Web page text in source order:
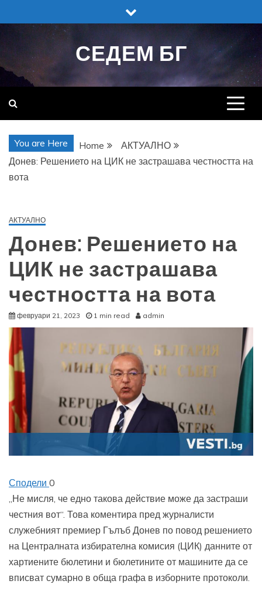
to
СЕДЕМ БГ
You are Here Home
АКТУАЛНО
Донев: Решението на ЦИК не застрашава честността на
вота
АКТУАЛНО
Донев: Решението на
ЦИК не застрашава
честността на вота
февруари 21, 2023 1 min read admin
Сподели 0
„Не мисля, че едно такова действие може да застраши
честния вот“. Това коментира пред журналисти
служебният премиер Гълъб Донев по повод решението
на Централната избирателна комисия (ЦИК) данните от
хартиените бюлетини и бюлетините от машините да се
вписват сумарно в обща графа в изборните протоколи.